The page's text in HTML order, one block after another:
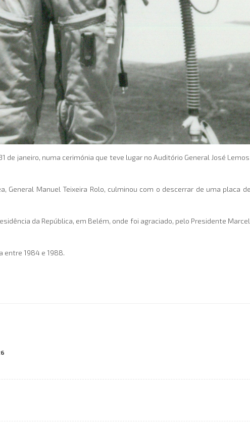
de janeiro, numa cerimónia que teve lugar no Auditório General José
General Manuel Teixeira Rolo, culminou com o descerrar de uma placa
da República, em Belém, onde foi agraciado, pelo Presidente
entre 1984 e 1988.